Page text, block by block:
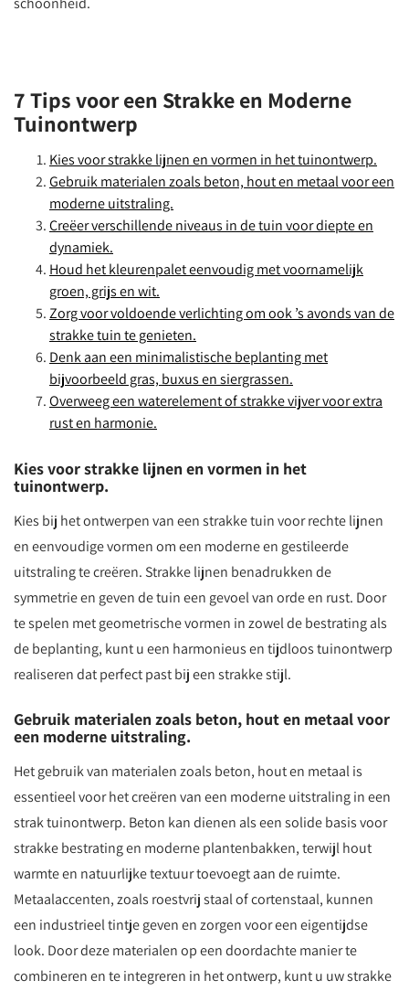
7 Tips voor een Strakke en Moderne
Tuinontwerp
Kies voor strakke lijnen en vormen in het tuinontwerp.
Gebruik materialen zoals beton, hout en metaal voor een
moderne uitstraling.
Creëer verschillende niveaus in de tuin voor diepte en
dynamiek.
Houd het kleurenpalet eenvoudig met voornamelijk
groen, grijs en wit.
Zorg voor voldoende verlichting om ook ’s avonds van de
strakke tuin te genieten.
Denk aan een minimalistische beplanting met
bijvoorbeeld gras, buxus en siergrassen.
Overweeg een waterelement of strakke vijver voor extra
rust en harmonie.
Kies voor strakke lijnen en vormen in het
tuinontwerp.
Kies bij het ontwerpen van een strakke tuin voor rechte lijnen
en eenvoudige vormen om een moderne en gestileerde
uitstraling te creëren. Strakke lijnen benadrukken de
symmetrie en geven de tuin een gevoel van orde en rust. Door
te spelen met geometrische vormen in zowel de bestrating als
de beplanting, kunt u een harmonieus en tijdloos tuinontwerp
realiseren dat perfect past bij een strakke stijl.
Gebruik materialen zoals beton, hout en metaal voor
een moderne uitstraling.
Het gebruik van materialen zoals beton, hout en metaal is
essentieel voor het creëren van een moderne uitstraling in een
strak tuinontwerp. Beton kan dienen als een solide basis voor
strakke bestrating en moderne plantenbakken, terwijl hout
warmte en natuurlijke textuur toevoegt aan de ruimte.
Metaalaccenten, zoals roestvrij staal of cortenstaal, kunnen
een industrieel tintje geven en zorgen voor een eigentijdse
look. Door deze materialen op een doordachte manier te
combineren en te integreren in het ontwerp, kunt u uw strakke